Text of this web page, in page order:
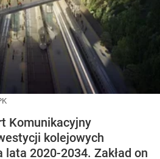
Komunikacyjny
kolejowych
lata 2020-2034. Zakład on